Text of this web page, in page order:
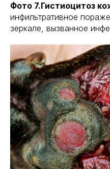
Фото 7.Гистиоцитоз
инфильтративное
зеркале, вызванное